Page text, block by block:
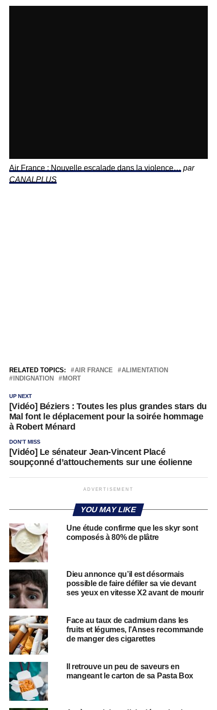
Air France : Nouvelle escalade dans la violence… par
CANALPLUS
RELATED TOPICS: AIR FRANCE
ALIMENTATION
INDIGNATION
MORT
UP NEXT
[Vidéo] Béziers : Toutes les plus grandes stars du
Mal font le déplacement pour la soirée hommage
à Robert Ménard
DON'T MISS
[Vidéo] Le sénateur Jean-Vincent Placé
soupçonné d’attouchements sur une éolienne
ADVERTISEMENT
YOU MAY LIKE
Une étude confirme que les skyr sont
composés à 80% de plâtre
Dieu annonce qu’il est désormais
possible de faire défiler sa vie devant
ses yeux en vitesse X2 avant de mourir
Face au taux de cadmium dans les
fruits et légumes, l’Anses recommande
de manger des cigarettes
Il retrouve un peu de saveurs en
mangeant le carton de sa Pasta Box